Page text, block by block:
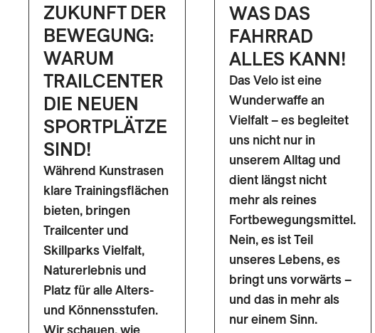
ZUKUNFT DER
BEWEGUNG:
WARUM
TRAILCENTER
DIE NEUEN
SPORTPLÄTZE
SIND!
Während Kunstrasen
klare Trainingsflächen
bieten, bringen
Trailcenter und
Skillparks Vielfalt,
Naturerlebnis und
Platz für alle Alters-
und Könnensstufen.
WAS DAS
FAHRRAD
ALLES KANN!
Das Velo ist eine
Wunderwaffe an
Vielfalt – es begleitet
uns nicht nur in
unserem Alltag und
dient längst nicht
mehr als reines
Fortbewegungsmittel.
Nein, es ist Teil
unseres Lebens, es
bringt uns vorwärts –
und das in mehr als
nur einem Sinn.